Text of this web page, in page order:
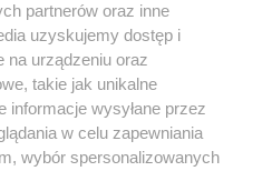
dziennie.
jak Polacy
i owoce
TEKST SPONSOROWANY
partnerów oraz inne
uzyskujemy dostęp i
na urządzeniu oraz
takie jak unikalne
informacje wysyłane przez
w celu zapewniania
wybór spersonalizowanych